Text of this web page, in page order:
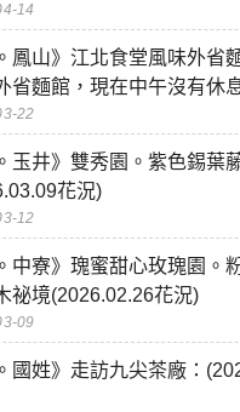
14
鳳山》江北食堂風味外省
省麵館，現在中午沒有休
22
玉井》雙秀園。紫色錫葉
花況)
12
中寮》瑰蜜甜心玫瑰園。
祕境(2026.02.26花況)
09
國姓》走訪九尖茶廠：